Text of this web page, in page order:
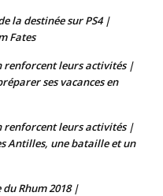
la destinée sur PS4 |
Fates
renforcent leurs activités |
ses vacances en
renforcent leurs activités |
Antilles, une bataille et un
Rhum 2018 |